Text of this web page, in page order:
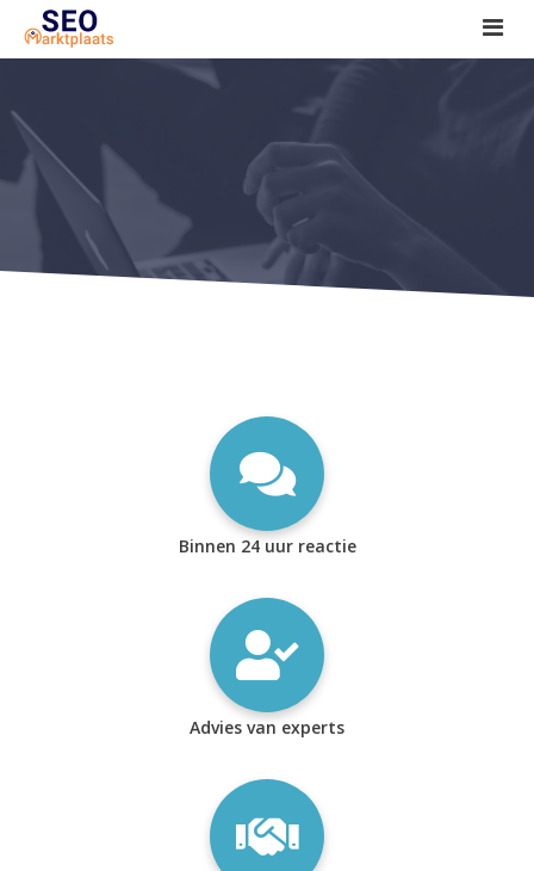
SEO tools reviews
Marketeer bij jou in de buurt?
Offerte
1. Seo voor beginners +
2. Onderzoeken +
Binnen 24 uur reactie
Advies van experts